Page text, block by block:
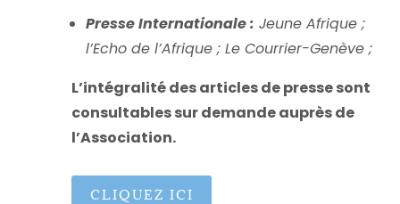
Presse Internationale : Jeune Afrique ;
l’Echo de l’Afrique ; Le Courrier-Genève ;
L’intégralité des articles de presse sont
consultables sur demande auprès de
l’Association.
CLIQUEZ ICI